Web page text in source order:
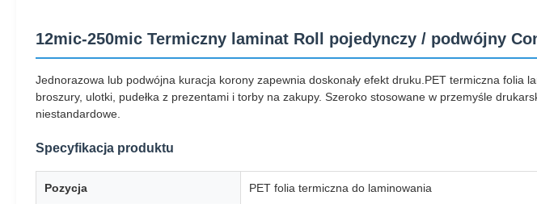
12mic-250mic Termiczny laminat Roll pojedynczy / podwójny
Jednorazowa lub podwójna kuracja korony zapewnia doskonały efekt druku.PET termiczna folia
broszury, ulotki, pudełka z prezentami i torby na zakupy. Szeroko stosowane w przemyśle
niestandardowe.
Specyfikacja produktu
Pozycja PET folia termiczna do laminowania